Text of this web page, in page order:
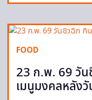
FOOD
23 ก.พ. 69 วั
เมนูมงคลหลัง